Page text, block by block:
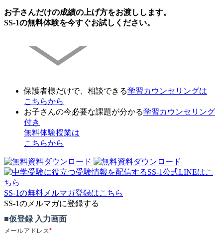
お子さんだけの成績の上げ方をお渡しします。
SS-1の無料体験を今すぐお試しください。
保護者様だけで、相談できる学習カウンセリングは
こちらから
お子さんの今必要な課題が分かる学習カウンセリング
付き
無料体験授業は
こちらから
SS-1の無料メルマガ登録はこちら
SS-1のメルマガに登録する